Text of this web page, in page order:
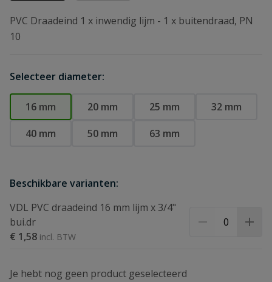
PVC Draadeind 1 x inwendig lijm - 1 x buitendraad, PN
10
Selecteer diameter:
16 mm 20 mm 25 mm
32 mm
40 mm
50 mm 63 mm
Beschikbare varianten:
VDL PVC draadeind 16 mm lijm x 3/4"
bui.dr
€ 1,58
Je hebt nog geen product geselecteerd